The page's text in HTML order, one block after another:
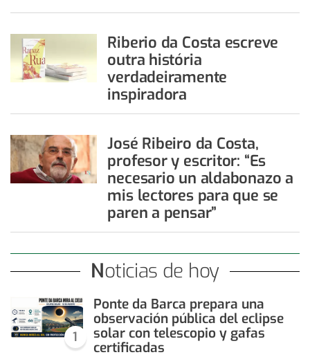
Riberio da Costa escreve
outra história
verdadeiramente
inspiradora
José Ribeiro da Costa,
profesor y escritor: “Es
necesario un aldabonazo a
mis lectores para que se
paren a pensar”
Noticias de hoy
1
Ponte da Barca prepara una
observación pública del eclipse
solar con telescopio y gafas
certificadas